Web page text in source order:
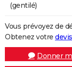
(gentilé)
Vous prévoyez de
Obtenez votre
Donner